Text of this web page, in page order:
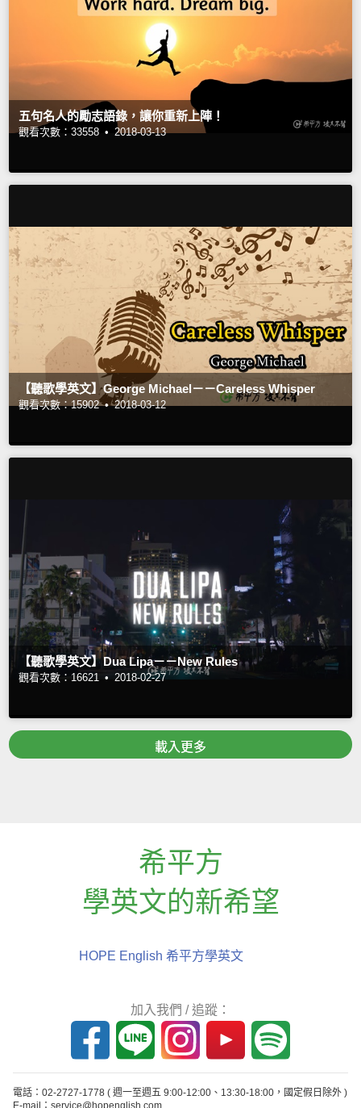
五句名人的勵志語錄，讓你重新上陣！
觀看次數：33558 • 2018-03-13
【聽歌學英文】George Michael－－Careless Whisper
觀看次數：15902 • 2018-03-12
【聽歌學英文】Dua Lipa－－New Rules
觀看次數：16621 • 2018-02-27
載入更多
希平方
學英文的新希望
HOPE English 希平方學英文
加入我們 / 追蹤：
電話：02-2727-1778 ( 週一至週五 9:00-12:00、13:30-18:00，國定假日除外 )
E-mail：service@hopenglish.com